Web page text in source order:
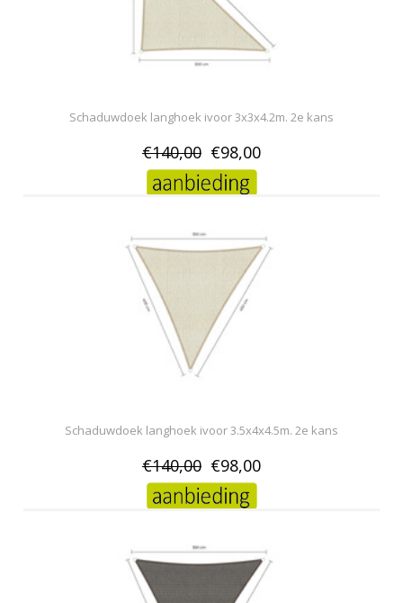
Schaduwdoek langhoek ivoor 3x3x4.2m. 2e kans
€140,00 €98,00
Schaduwdoek langhoek ivoor 3.5x4x4.5m. 2e kans
€140,00 €98,00